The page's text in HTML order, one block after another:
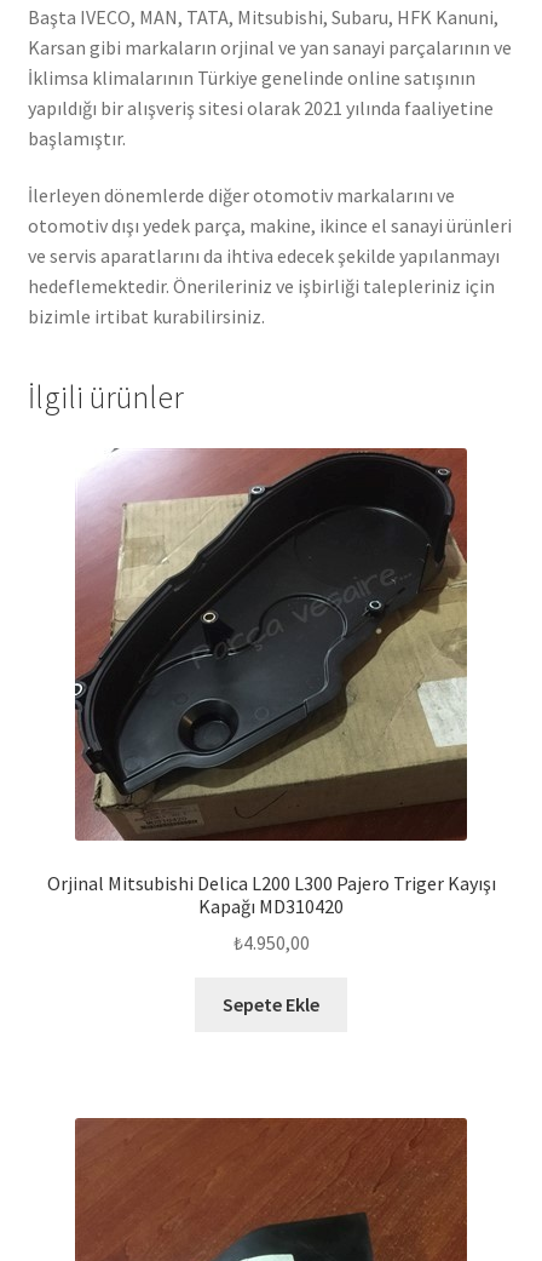
Başta IVECO, MAN, TATA, Mitsubishi, Subaru, HFK Kanuni,
Karsan gibi markaların orjinal ve yan sanayi parçalarının ve
İklimsa klimalarının Türkiye genelinde online satışının
yapıldığı bir alışveriş sitesi olarak 2021 yılında faaliyetine
başlamıştır.
İlerleyen dönemlerde diğer otomotiv markalarını ve
otomotiv dışı yedek parça, makine, ikince el sanayi ürünleri
ve servis aparatlarını da ihtiva edecek şekilde yapılanmayı
hedeflemektedir. Önerileriniz ve işbirliği talepleriniz için
bizimle irtibat kurabilirsiniz.
İlgili ürünler
Orjinal Mitsubishi Delica L200 L300 Pajero Triger Kayışı
Kapağı MD310420
₺4.950,00
Sepete Ekle